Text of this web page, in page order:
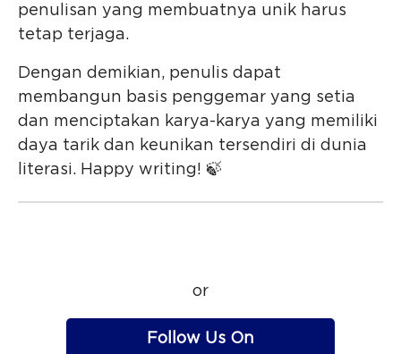
penulisan yang membuatnya unik harus
tetap terjaga.
Dengan demikian, penulis dapat
membangun basis penggemar yang setia
dan menciptakan karya-karya yang memiliki
daya tarik dan keunikan tersendiri di dunia
literasi. Happy writing! 🍃
or
Follow Us On